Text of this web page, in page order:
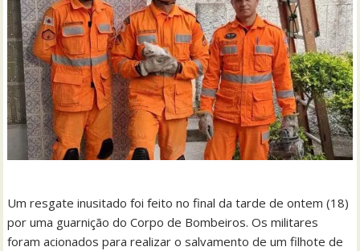
Um resgate inusitado foi feito no final da tarde de ontem (18)
por uma guarnição do Corpo de Bombeiros. Os militares
foram acionados para realizar o salvamento de um filhote de